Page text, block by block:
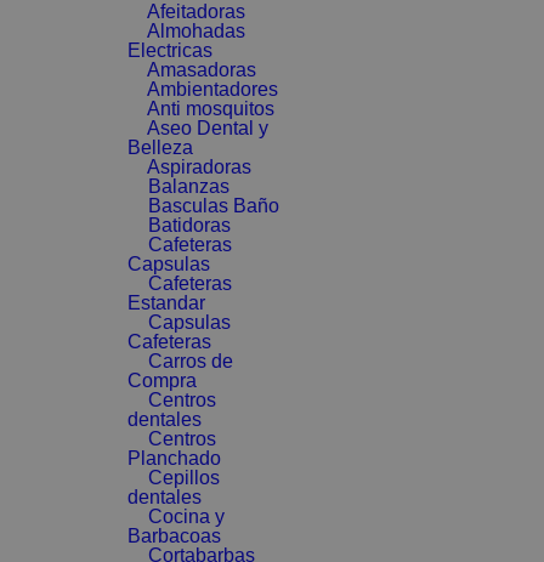
Afeitadoras
Almohadas
Electricas
Amasadoras
Ambientadores
Anti mosquitos
Aseo Dental y
Belleza
Aspiradoras
Balanzas
Basculas Baño
Batidoras
Cafeteras
Capsulas
Cafeteras
Estandar
Capsulas
Cafeteras
Carros de
Compra
Centros
dentales
Centros
Planchado
Cepillos
dentales
Cocina y
Barbacoas
Cortabarbas